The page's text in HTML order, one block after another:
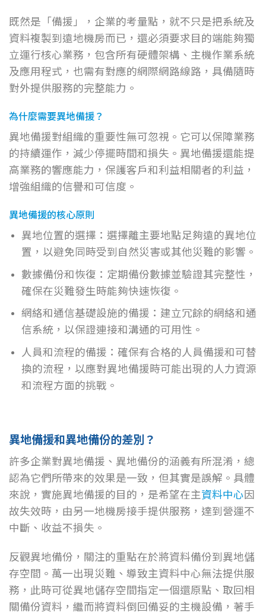
既然是「備援」，企業的考量點，就不只是把系統及
資料複製到遠地機房而已，還必須要求目的端能夠獨
立運行核心業務，包含所有硬體架構、主機作業系統
及應用程式，也需有對應的網際網路線路，具備隨時
對外提供服務的完整能力。
為什麼需要異地備援？
異地備援對組織的重要性無可忽視。它可以保障業務
的持續運作，減少停擺時間和損失。異地備援還能提
高業務的響應能力，保護客戶和利益相關者的利益，
增強組織的信譽和可信度。
異地備援的核心原則
異地位置的選擇：選擇離主要地點足夠遠的異地位
置，以避免同時受到自然災害或其他災難的影響。
數據備份和恢復：定期備份數據並驗證其完整性，
確保在災難發生時能夠快速恢復。
網絡和通信基礎設施的備援：建立冗餘的網絡和通
信系統，以保證連接和溝通的可用性。
人員和流程的備援：確保有合格的人員備援和可替
換的流程，以應對異地備援時可能出現的人力資源
和流程方面的挑戰。
異地備援和異地備份的差別？
許多企業對異地備援、異地備份的涵義有所混淆，總
認為它們所帶來的效果是一致，但其實是誤解。具體
來說，實施異地備援的目的，是希望在主資料中心因
故失效時，由另一地機房接手提供服務，達到營運不
中斷、收益不損失。
反觀異地備份，關注的重點在於將資料備份到異地儲
存空間。萬一出現災難、導致主資料中心無法提供服
務，此時可從異地儲存空間指定一個還原點、取回相
關備份資料，繼而將資料倒回備妥的主機設備，著手